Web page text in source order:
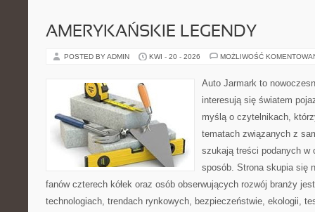
AMERYKAŃSKIE LEGENDY
POSTED BY ADMIN KWI - 20 - 2026 MOŻLIWOŚĆ
Auto Jarmark to
interesują się światem
myślą o czytelnikach,
tematach związanych z
szukają treści podanych w
sposób. Strona skupia się
fanów czterech kółek oraz osób obserwujących rozwój branży
technologiach, trendach rynkowych, bezpieczeństwie, ekologii,